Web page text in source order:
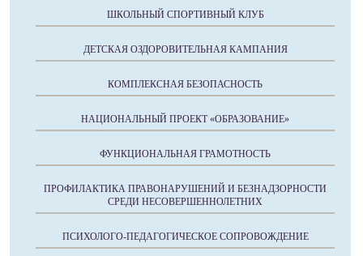
ШКОЛЬНЫЙ СПОРТИВНЫЙ КЛУБ
ДЕТСКАЯ ОЗДОРОВИТЕЛЬНАЯ КАМПАНИЯ
КОМПЛЕКСНАЯ БЕЗОПАСНОСТЬ
НАЦИОНАЛЬНЫЙ ПРОЕКТ «ОБРАЗОВАНИЕ»
ФУНКЦИОНАЛЬНАЯ ГРАМОТНОСТЬ
ПРОФИЛАКТИКА ПРАВОНАРУШЕНИЙ И БЕЗНАДЗОРНОСТИ
СРЕДИ НЕСОВЕРШЕННОЛЕТНИХ
ПСИХОЛОГО-ПЕДАГОГИЧЕСКОЕ СОПРОВОЖДЕНИЕ